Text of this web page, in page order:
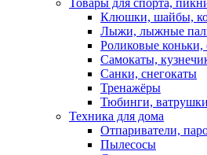
Клюшки, шайбы,
Лыжи, лыжные
Роликовые коньки,
Самокаты,
Санки, снегокаты
Тренажёры
Тюбинги,
Техника для дома
Отпариватели,
Пылесосы